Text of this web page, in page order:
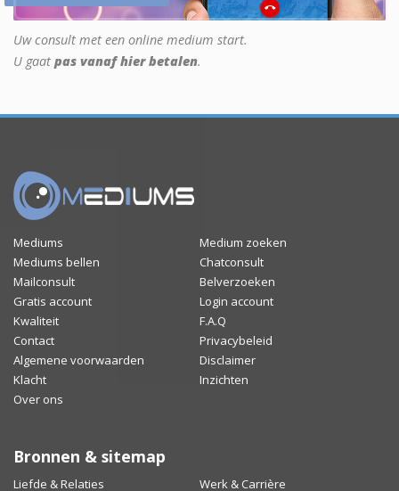
Uw consult met een online medium start.
U gaat pas vanaf hier betalen.
Mediums
Medium zoeken
Mediums bellen
Chatconsult
Mailconsult
Belverzoeken
Gratis account
Login account
Kwaliteit
F.A.Q
Contact
Privacybeleid
Algemene voorwaarden
Disclaimer
Klacht
Inzichten
Over ons
Bronnen & sitemap
Liefde & Relaties Werk & Carrière